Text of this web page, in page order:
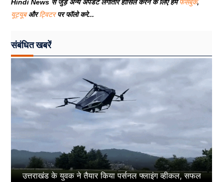
Hindi News से जुड़े अन्य अपडेट लगातार हासिल करने के लिए हमेंफेसबुक,
यूट्यूबऔरट्विटरपर फॉलो करे...
संबंधित खबरें
उत्तराखंड के युवक ने तैयार किया पर्सनल फ्लाइंग व्हीकल, सफल